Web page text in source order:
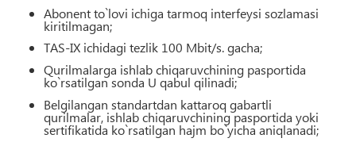
Abonent to`lovi ichiga tarmoq interfeysi sozlamasi
kiritilmagan;
TAS-IX ichidagi tezlik 100 Мbit/s. gacha;
Qurilmalarga ishlab chiqaruvchining pasportida
ko`rsatilgan sonda U qabul qilinadi;
Belgilangan standartdan kattaroq gabartli
qurilmalar, ishlab chiqaruvchining pasportida yoki
sertifikatida ko`rsatilgan hajm bo`yicha aniqlanadi;